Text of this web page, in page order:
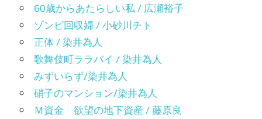
60歳からあたらしい私 / 広瀬裕子
ゾンビ回収婦 / 小砂川チト
正体 / 染井為人
歌舞伎町ララバイ / 染井為人
みずいらず/染井為人
硝子のマンション/染井為人
Ｍ資金 欲望の地下資産 / 藤原良